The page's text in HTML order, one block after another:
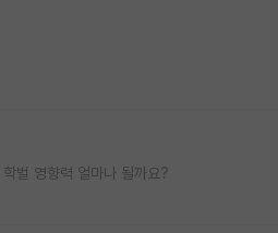
벌 영향력 얼마나 될까요?